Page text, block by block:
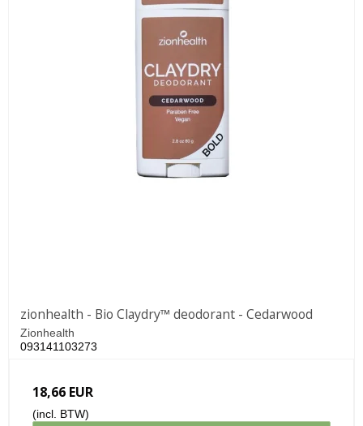
zionhealth - Bio Claydry™ deodorant - Cedarwood
Zionhealth
093141103273
18,66 EUR
(incl. BTW)